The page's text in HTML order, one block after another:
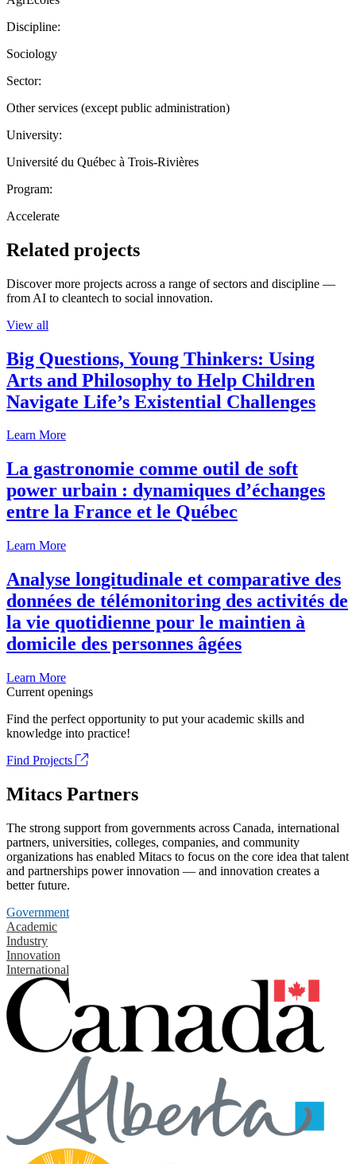
Discipline:
Sociology
Sector:
Other services (except public administration)
University:
Université du Québec à Trois-Rivières
Program:
Accelerate
Related projects
Discover more projects across a range of sectors and discipline —
from AI to cleantech to social innovation.
View all
Big Questions, Young Thinkers: Using
Arts and Philosophy to Help Children
Navigate Life’s Existential Challenges
Learn More
La gastronomie comme outil de soft
power urbain : dynamiques d’échanges
entre la France et le Québec
Learn More
Analyse longitudinale et comparative des
données de télémonitoring des activités de
la vie quotidienne pour le maintien à
domicile des personnes âgées
Learn More
Current openings
Find the perfect opportunity to put your academic skills and
knowledge into practice!
Find Projects
Mitacs Partners
The strong support from governments across Canada, international
partners, universities, colleges, companies, and community
organizations has enabled Mitacs to focus on the core idea that talent
and partnerships power innovation — and innovation creates a
better future.
Government
Academic
Industry
Innovation
International